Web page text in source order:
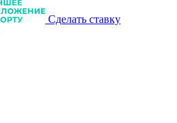
Сделать ставку